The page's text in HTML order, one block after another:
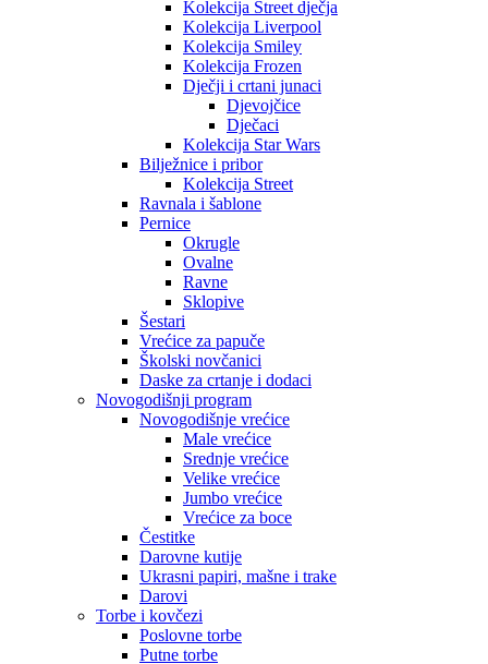
Kolekcija Street dječja
Kolekcija Liverpool
Kolekcija Smiley
Kolekcija Frozen
Dječji i crtani junaci
Djevojčice
Dječaci
Kolekcija Star Wars
Bilježnice i pribor
Kolekcija Street
Ravnala i šablone
Pernice
Okrugle
Ovalne
Ravne
Sklopive
Šestari
Vrećice za papuče
Školski novčanici
Daske za crtanje i dodaci
Novogodišnji program
Novogodišnje vrećice
Male vrećice
Srednje vrećice
Velike vrećice
Jumbo vrećice
Vrećice za boce
Čestitke
Darovne kutije
Ukrasni papiri, mašne i trake
Darovi
Torbe i kovčezi
Poslovne torbe
Putne torbe